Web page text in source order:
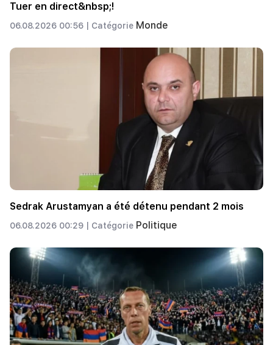
Tuer en direct&nbsp;!
06.08.2026 00:56 | Catégorie Monde
Sedrak Arustamyan a été détenu pendant 2 mois
06.08.2026 00:29 | Catégorie Politique